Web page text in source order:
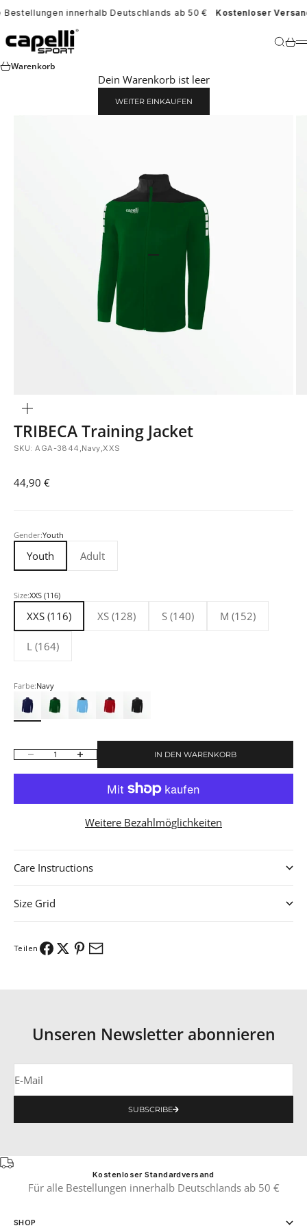
Zum Inhalt springeninnerhalb Deutschlands ab 50 € Kostenloser
Capelli Sport Europe
Suche
Warenkorb
Dein Warenkorb ist leer
WEITER EINKAUFEN
Gehe zu Element 1
Gehe zu Element 2
Gehe zu Element 3
Gehe zu Element 4
Gehe zu Element 5
TRIBECA Training Jacket
SKU: AGA-3844,Navy,XXS
Angebot
44,90 €
Gender:Youth
Youth Adult
Size:XXS (116)
XXS (116) XS (128) S (140) M (152)
L (164)
Farbe:Navy
Navy Green/BlackSky Blue/Black
Red/BlackBlack/Dark Grey
Anzahl verringernAnzahl erhöhen IN DEN WARENKORB
Weitere Bezahlmöglichkeiten
Care Instructions
Size Grid
Teilen
Unseren Newsletter abonnieren
E-Mail
SUBSCRIBE
Kostenloser Standardversand
Für alle Bestellungen innerhalb Deutschlands ab 50 €
SHOP